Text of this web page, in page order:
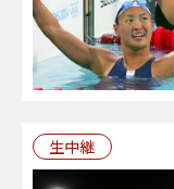
生中継